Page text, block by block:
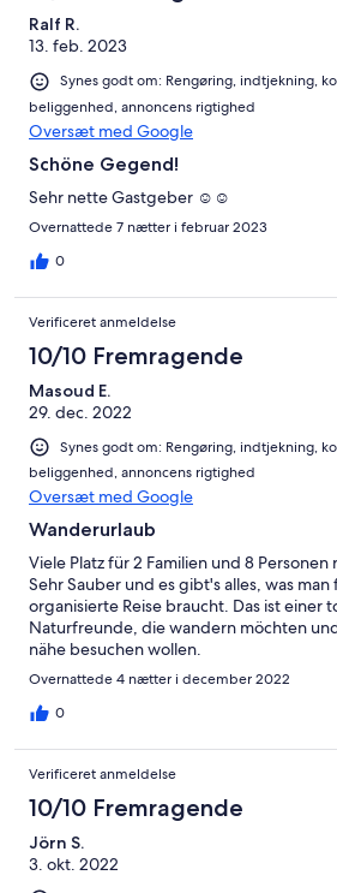
Ralf R.
13. feb. 2023
Synes godt om: Rengøring, indtjekning,
beliggenhed, annoncens rigtighed
Oversæt med Google
Schöne Gegend!
Sehr nette Gastgeber ☺️☺️
Overnattede 7 nætter i februar 2023
0
Verificeret anmeldelse
10/10 Fremragende
Masoud E.
29. dec. 2022
Synes godt om: Rengøring, indtjekning,
beliggenhed, annoncens rigtighed
Oversæt med Google
Wanderurlaub
Viele Platz für 2 Familien und 8
Sehr Sauber und es gibt's alles, was
organisierte Reise braucht. Das ist einer
Naturfreunde, die wandern möchten
nähe besuchen wollen.
Overnattede 4 nætter i december 2022
0
Verificeret anmeldelse
10/10 Fremragende
Jörn S.
3. okt. 2022